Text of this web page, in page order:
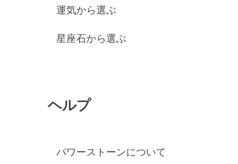
運気から選ぶ
星座石から選ぶ
ヘルプ
パワーストーンについて